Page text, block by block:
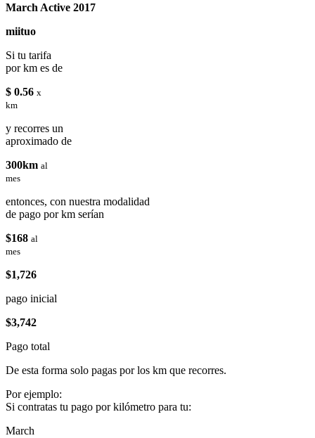
March Active 2017
miituo
Si tu tarifa
por km es de
$ 0.56 x
km
y recorres un
aproximado de
300km al
mes
entonces, con nuestra modalidad
de pago por km serían
$168 al
mes
$1,726
pago inicial
$3,742
Pago total
De esta forma solo pagas por los km que recorres.
Por ejemplo:
Si contratas tu pago por kilómetro para tu:
March